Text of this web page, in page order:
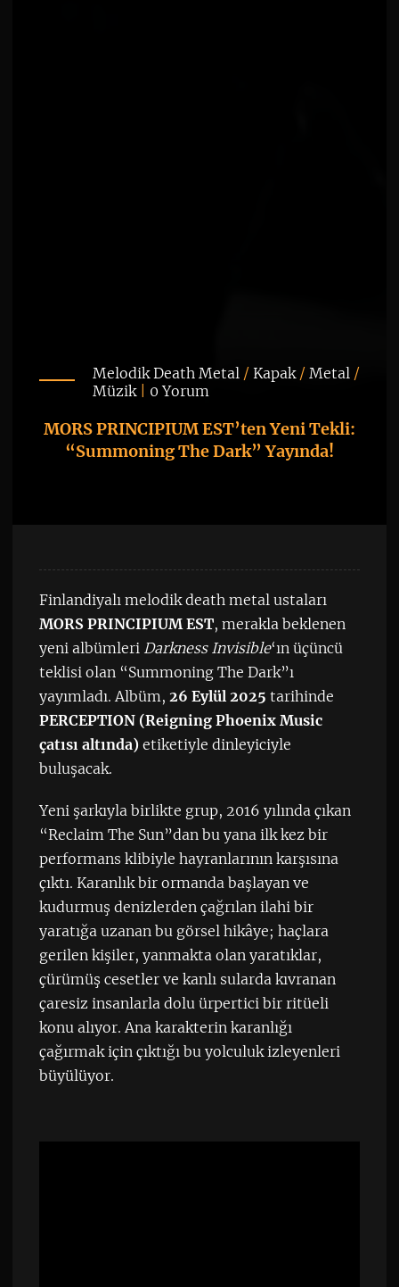
Melodik Death Metal/ Kapak/ Metal/
Müzik| 0 Yorum
MORS PRINCIPIUM EST’ten Yeni Tekli:
“Summoning The Dark” Yayında!
Finlandiyalı melodik death metal ustaları
MORS PRINCIPIUM EST, merakla beklenen
yeni albümleri Darkness Invisible‘ın üçüncü
teklisi olan “Summoning The Dark”ı
yayımladı. Albüm, 26 Eylül 2025 tarihinde
PERCEPTION (Reigning Phoenix Music
çatısı altında)etiketiyle dinleyiciyle
buluşacak.
Yeni şarkıyla birlikte grup, 2016 yılında çıkan
“Reclaim The Sun”dan bu yana ilk kez bir
performans klibiyle hayranlarının karşısına
çıktı. Karanlık bir ormanda başlayan ve
kudurmuş denizlerden çağrılan ilahi bir
yaratığa uzanan bu görsel hikâye; haçlara
gerilen kişiler, yanmakta olan yaratıklar,
çürümüş cesetler ve kanlı sularda kıvranan
çaresiz insanlarla dolu ürpertici bir ritüeli
konu alıyor. Ana karakterin karanlığı
çağırmak için çıktığı bu yolculuk izleyenleri
büyülüyor.